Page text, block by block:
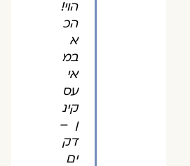
הוי!
הכ
א
במ
אי
עס
קינ
ן –
דק
ים